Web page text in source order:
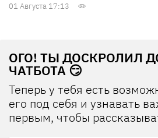
01 Августа 17:13
ОГО! ТЫ ДОСКРОЛИЛ
ЧАТБОТА 😏
Теперь у тебя есть
его под себя и узнавать
первым, чтобы